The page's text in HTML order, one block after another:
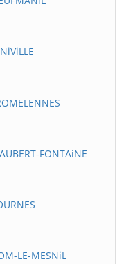
FONTAiNE
LE-MESNiL